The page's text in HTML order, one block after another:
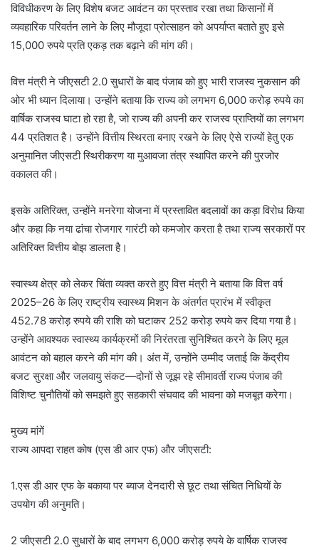
विविधीकरण के लिए विशेष बजट आवंटन का प्रस्ताव रखा तथा किसानों में
व्यवहारिक परिवर्तन लाने के लिए मौजूदा प्रोत्साहन को अपर्याप्त बताते हुए इसे
15,000 रुपये प्रति एकड़ तक बढ़ाने की मांग की।
वित्त मंत्री ने जीएसटी 2.0 सुधारों के बाद पंजाब को हुए भारी राजस्व नुकसान की
ओर भी ध्यान दिलाया। उन्होंने बताया कि राज्य को लगभग 6,000 करोड़ रुपये का
वार्षिक राजस्व घाटा हो रहा है, जो राज्य की अपनी कर राजस्व प्राप्तियों का लगभग
44 प्रतिशत है। उन्होंने वित्तीय स्थिरता बनाए रखने के लिए ऐसे राज्यों हेतु एक
अनुमानित जीएसटी स्थिरीकरण या मुआवजा तंत्र स्थापित करने की पुरजोर
वकालत की।
इसके अतिरिक्त, उन्होंने मनरेगा योजना में प्रस्तावित बदलावों का कड़ा विरोध किया
और कहा कि नया ढांचा रोजगार गारंटी को कमजोर करता है तथा राज्य सरकारों पर
अतिरिक्त वित्तीय बोझ डालता है।
स्वास्थ्य क्षेत्र को लेकर चिंता व्यक्त करते हुए वित्त मंत्री ने बताया कि वित्त वर्ष
2025–26 के लिए राष्ट्रीय स्वास्थ्य मिशन के अंतर्गत प्रारंभ में स्वीकृत
452.78 करोड़ रुपये की राशि को घटाकर 252 करोड़ रुपये कर दिया गया है।
उन्होंने आवश्यक स्वास्थ्य कार्यक्रमों की निरंतरता सुनिश्चित करने के लिए मूल
आवंटन को बहाल करने की मांग की। अंत में, उन्होंने उम्मीद जताई कि केंद्रीय
बजट सुरक्षा और जलवायु संकट—दोनों से जूझ रहे सीमावर्ती राज्य पंजाब की
विशिष्ट चुनौतियों को समझते हुए सहकारी संघवाद की भावना को मजबूत करेगा।
मुख्य मांगें
राज्य आपदा राहत कोष (एस डी आर एफ) और जीएसटी:
1.एस डी आर एफ के बकाया पर ब्याज देनदारी से छूट तथा संचित निधियों के
उपयोग की अनुमति।
2 जीएसटी 2.0 सुधारों के बाद लगभग 6,000 करोड़ रुपये के वार्षिक राजस्व